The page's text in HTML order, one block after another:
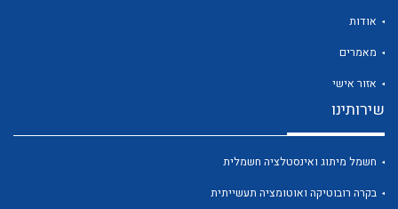
אודות
מאמרים
אזור אישי
שירותינו
חשמל מיתוג ואינסטלציה חשמלית
בקרה רובוטיקה ואוטומציה תעשייתית